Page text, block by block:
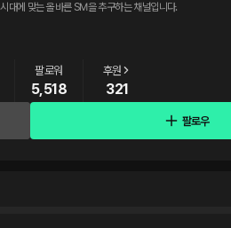
대에 맞는 올바른 SM을 추구하는 채널입니다.
팔로워
5,518
후원
321
팔로우